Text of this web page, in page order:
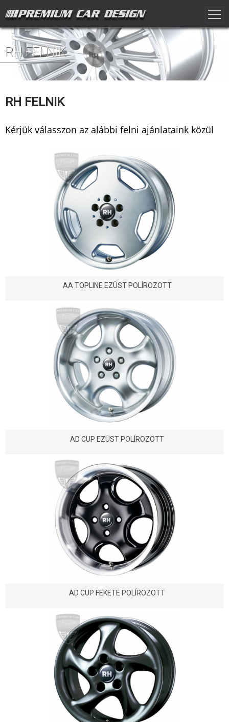
RH FELNIK
RH FELNIK
Kérjük válasszon az alábbi felni ajánlataink közül
AA TOPLINE EZÜST POLÍROZOTT
AD CUP EZÜST POLÍROZOTT
AD CUP FEKETE POLÍROZOTT